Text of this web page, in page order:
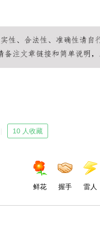
10 人收藏
鲜花 握手 雷人